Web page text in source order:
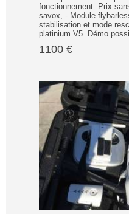
fonctionnement. Prix
savox, - Module
stabilisation et mode
platinium V5. Démo
1100 €